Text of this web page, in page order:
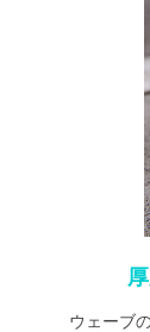
ウェーブ